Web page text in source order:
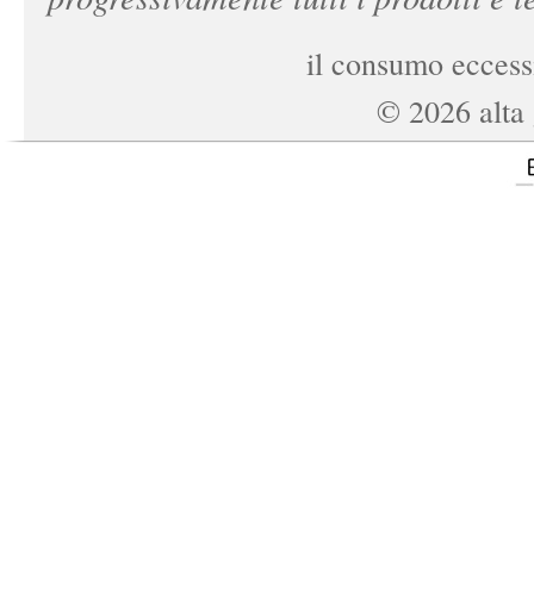
il consumo
© 2026